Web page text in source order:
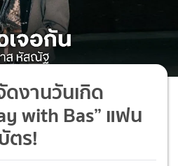
งานวันเกิด
with Bas” แฟน
ตร!